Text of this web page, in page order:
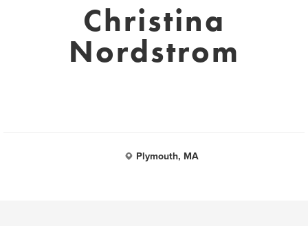
Christina
Nordstrom
Plymouth, MA